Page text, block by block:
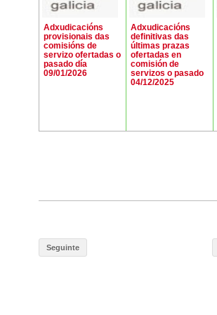
Adxudicacións
provisionais das
comisións de
servizo ofertadas o
pasado día
09/01/2026
Adxudicacións
definitivas das
últimas prazas
ofertadas en
comisión de
servizos o pasado
04/12/2025
Seguinte